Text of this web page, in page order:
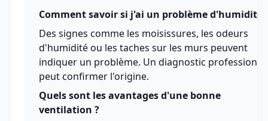
Comment savoir si j'ai un problème d'humidité
Des signes comme les moisissures, les odeurs
d'humidité ou les taches sur les murs peuvent
indiquer un problème. Un diagnostic
peut confirmer l'origine.
Quels sont les avantages d'une bonne
ventilation ?